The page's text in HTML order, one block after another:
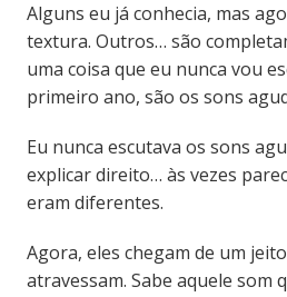
Alguns eu já conhecia, mas
textura. Outros… são
uma coisa que eu nunca vou
primeiro ano, são os sons
Eu nunca escutava os sons
explicar direito… às vezes
eram diferentes.
Agora, eles chegam de um
atravessam. Sabe aquele som